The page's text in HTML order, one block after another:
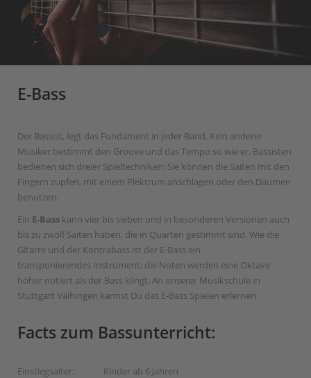
News
E-Bass
Der Bassist, legt das Fundament in jeder Band. Kein anderer
Musiker bestimmt den Groove und das Tempo so wie er. Bassisten
bedienen sich dreier Spieltechniken: Sie können die Saiten mit den
Fingern zupfen, mit einem Plektrum anschlagen oder den Daumen
benutzen.
Ein E-Bass kann vier bis sieben und in besonderen Versionen auch
bis zu zwölf Saiten haben, die in Quarten gestimmt sind. Wie die
Gitarre und der Kontrabass ist der E-Bass ein
transponierendes Instrument; die Noten werden eine Oktave
höher notiert als der Bass klingt. An unserer Musikschule in
Stuttgart Vaihingen kannst Du das E-Bass Spielen erlernen.
Facts zum Bassunterricht:
Einstiegsalter:
Kinder ab 6 Jahren